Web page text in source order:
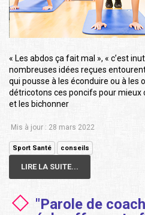
« Les abdos ça fait mal », « c’est
nombreuses idées reçues
qui pousse à les éconduire ou à les
détricotons ces poncifs pour
et les bichonner
Mis à jour : 28 mars 2022
Sport Santé conseils
LIRE LA SUITE...
"Parole de